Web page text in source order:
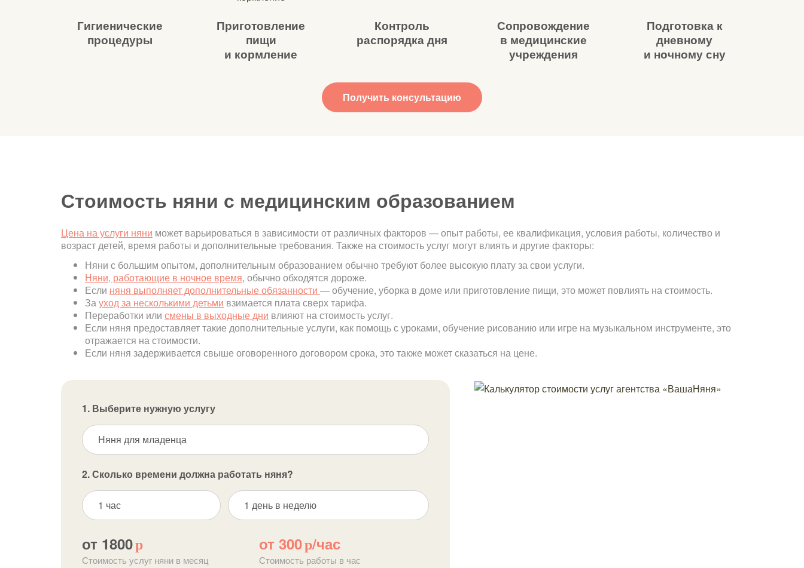
Гигиенические
процедуры
Приготовление
пищи
и кормление
Контроль
распорядка дня
Сопровождение
в медицинские
учреждения
Подготовка к
дневному
и ночному сну
Получить консультацию
Стоимость няни с медицинским образованием
Цена на услуги няни может варьироваться в зависимости от различных факторов — опыт работы, ее квалификация, условия работы, количество и
возраст детей, время работы и дополнительные требования. Также на стоимость услуг могут влиять и другие факторы:
Няни с большим опытом, дополнительным образованием обычно требуют более высокую плату за свои услуги.
Няни, работающие в ночное время, обычно обходятся дороже.
Если няня выполняет дополнительные обязанности — обучение, уборка в доме или приготовление пищи, это может повлиять на стоимость.
Зауход за несколькими детьми взимается плата сверх тарифа.
Переработки или смены в выходные дни влияют на стоимость услуг.
Если няня предоставляет такие дополнительные услуги, как помощь с уроками, обучение рисованию или игре на музыкальном инструменте, это
отражается на стоимости.
Если няня задерживается свыше оговоренного договором срока, это также может сказаться на цене.
1. Выберите нужную услугу
Няня для младенца
2. Сколько времени должна работать няня?
1 час 1 день в неделю
от 1800р
Стоимость услуг няни в месяц
от 300р/час
Стоимость работы в час